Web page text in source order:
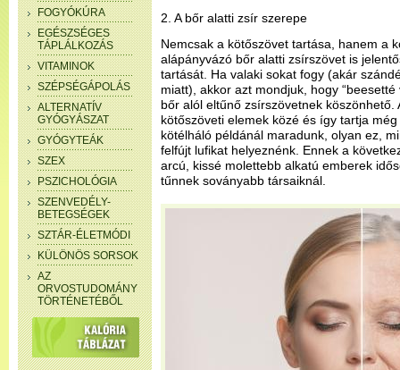
FOGYÓKÚRA
EGÉSZSÉGES
TÁPLÁLKOZÁS
VITAMINOK
SZÉPSÉGÁPOLÁS
ALTERNATÍV
GYÓGYÁSZAT
GYÓGYTEÁK
SZEX
PSZICHOLÓGIA
SZENVEDÉLY-
BETEGSÉGEK
SZTÁR-ÉLETMÓDI
KÜLÖNÖS SORSOK
AZ
ORVOSTUDOMÁNY
TÖRTÉNETÉBŐL
2. A bőr alatti zsír szerepe
Nemcsak a kötőszövet tartása, hanem a
alápányvázó bőr alatti zsírszövet is
tartását. Ha valaki sokat fogy (akár
miatt), akkor azt mondjuk, hogy
bőr alól eltűnő zsírszövetnek köszönhető.
kötőszöveti elemek közé és így tartja
kötélháló példánál maradunk, olyan ez,
felfújt lufikat helyeznénk. Ennek a
arcú, kissé molettebb alkatú emberek
tűnnek soványabb társaiknál.